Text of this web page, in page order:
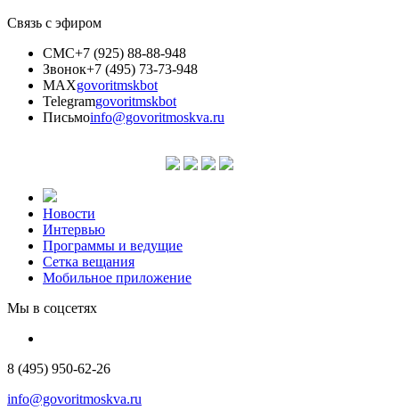
Связь с эфиром
СМС+7 (925) 88-88-948
Звонок+7 (495) 73-73-948
MAXgovoritmskbot
Telegramgovoritmskbot
Письмоinfo@govoritmoskva.ru
Новости
Интервью
Программы и ведущие
Сетка вещания
Мобильное приложение
Мы в соцсетях
8 (495) 950-62-26
info@govoritmoskva.ru